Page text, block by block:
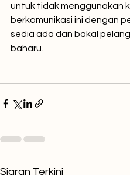
untuk tidak menggunakan
berkomunikasi ini dengan
sedia ada dan bakal
baharu.
Siaran Terkini